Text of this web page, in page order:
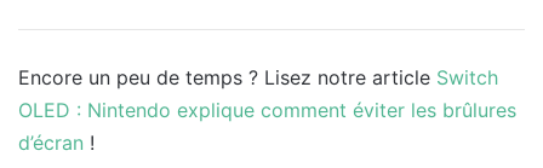
Encore un peu de temps ? Lisez notre article Switch
OLED : Nintendo explique comment éviter les brûlures
d’écran !